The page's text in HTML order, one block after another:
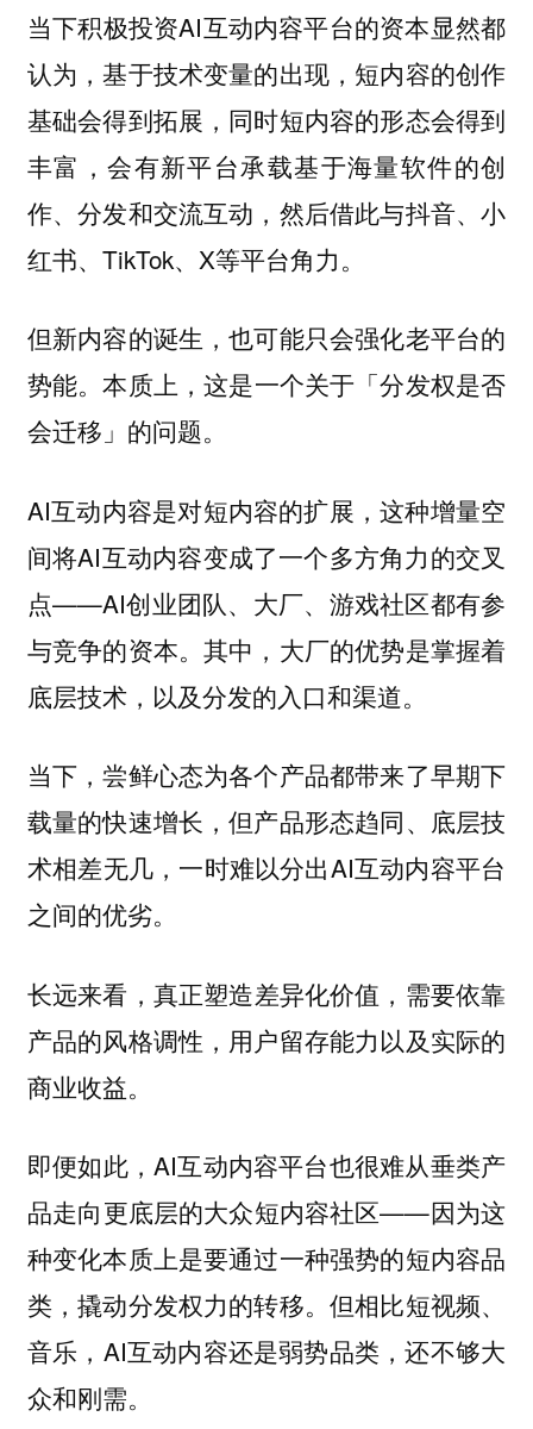
当下积极投资AI互动内容平台的资本显然都
认为，基于技术变量的出现，短内容的创作
基础会得到拓展，同时短内容的形态会得到
丰富，会有新平台承载基于海量软件的创
作、分发和交流互动，然后借此与抖音、小
红书、TikTok、X等平台角力。
但新内容的诞生，也可能只会强化老平台的
势能。本质上，这是一个关于「分发权是否
会迁移」的问题。
AI互动内容是对短内容的扩展，这种增量空
间将AI互动内容变成了一个多方角力的交叉
点——AI创业团队、大厂、游戏社区都有参
与竞争的资本。其中， 大厂的优势是掌握着
底层技术，以及分发的入口和渠道。
当下，尝鲜心态为各个产品都带来了早期下
载量的快速增长，但产品形态趋同、底层技
术相差无几，一时难以分出AI互动内容平台
之间的优劣。
长远来看， 真正塑造差异化价值，需要依靠
产品的风格调性，用户留存能力以及实际的
商业收益。
即便如此，AI互动内容平台也很难从垂类产
品走向更底层的大众短内容社区——因为这
种变化本质上是要通过一种强势的短内容品
类，撬动分发权力的转移。但相比短视频、
音乐，AI互动内容还是弱势品类，还不够大
众和刚需。